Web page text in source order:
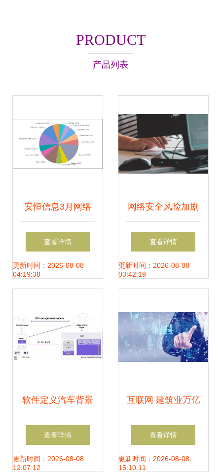
PRODUCT
产品列表
安恒信息3月网络
安全月报 针对乌克
兰APT攻击显著升
查看详情
更新时间：2026-08-08
04:19:38
网络安全风险加剧
软件信息服务及金
融业成Web应用攻
查看详情
更新时间：2026-08-08
03:42:19
软件定义汽车背景
下，紫光同芯 以安
全芯片可信架构赋
查看详情
更新时间：2026-08-08
12:07:12
互联网 建筑业万亿
级市场如何通过信
息共享实现转型升
查看详情
更新时间：2026-08-08
15:10:11